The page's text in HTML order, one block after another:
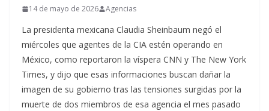
14 de mayo de 2026 Agencias
La presidenta mexicana Claudia Sheinbaum negó el
miércoles que agentes de la CIA estén operando en
México, como reportaron la víspera CNN y The New York
Times, y dijo que esas informaciones buscan dañar la
imagen de su gobierno tras las tensiones surgidas por la
muerte de dos miembros de esa agencia el mes pasado